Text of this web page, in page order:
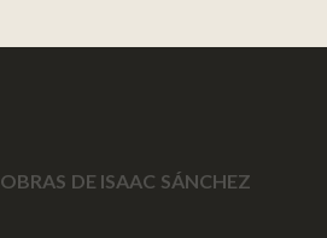
OBRAS DE ISAAC SÁNCHEZ